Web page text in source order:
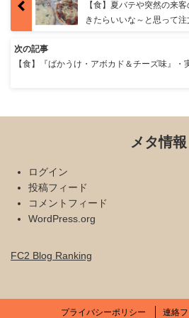
【食】夏バテや突然の来
きたらいいな～と思って
次の記事
【食】『ばかうけ・アボカド＆チーズ味』・
メタ情報
ログイン
投稿フィード
コメントフィード
WordPress.org
FC2 Blog Ranking
プライバシーポリシー 連絡